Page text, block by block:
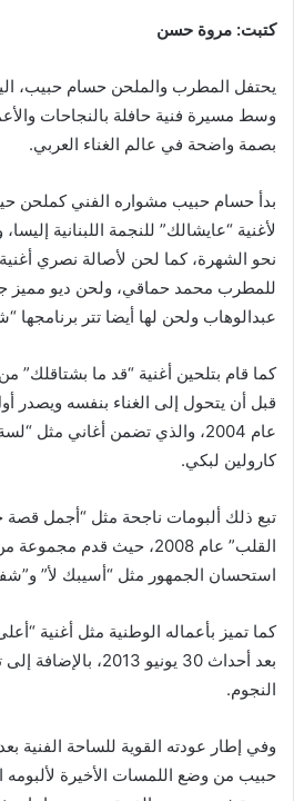
كتبت: مروة حسن
يحتفل المطرب والملحن حسام حبيب،
وسط مسيرة فنية حافلة بالنجاحات
بصمة واضحة في عالم الغناء العربي.
بدأ حسام حبيب مشواره الفني كملحن
لأغنية “عايشالك” للنجمة اللبنانية
نحو الشهرة، كما لحن لأصالة نصري
للمطرب محمد حماقي، ولحن ديو مميز
عبدالوهاب ولحن لها أيضا تتر برنامجها
كما قام بتلحين أغنية “قد ما بشتاقلك” من
قبل أن يتحول إلى الغناء بنفسه ويصدر
عام 2004، والذي تضمن أغاني
كارولين لبكي.
القلب” عام 2008، حيث قدم
استحسان الجمهور مثل “أسيبك لأ”
كما تميز بأعماله الوطنية مثل أغنية
بعد أحداث 30 يونيو
النجوم.
وفي إطار عودته القوية للساحة الفنية
حبيب من وضع اللمسات الأخيرة لألبومه